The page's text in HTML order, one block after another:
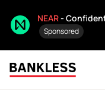
NEAR-
Sponsored